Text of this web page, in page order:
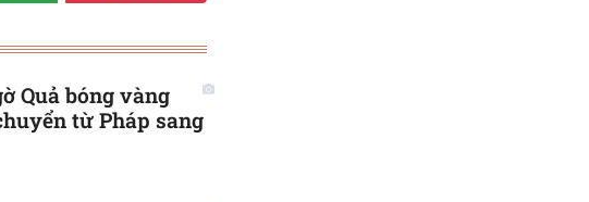
Quả bóng vàng
từ Pháp sang